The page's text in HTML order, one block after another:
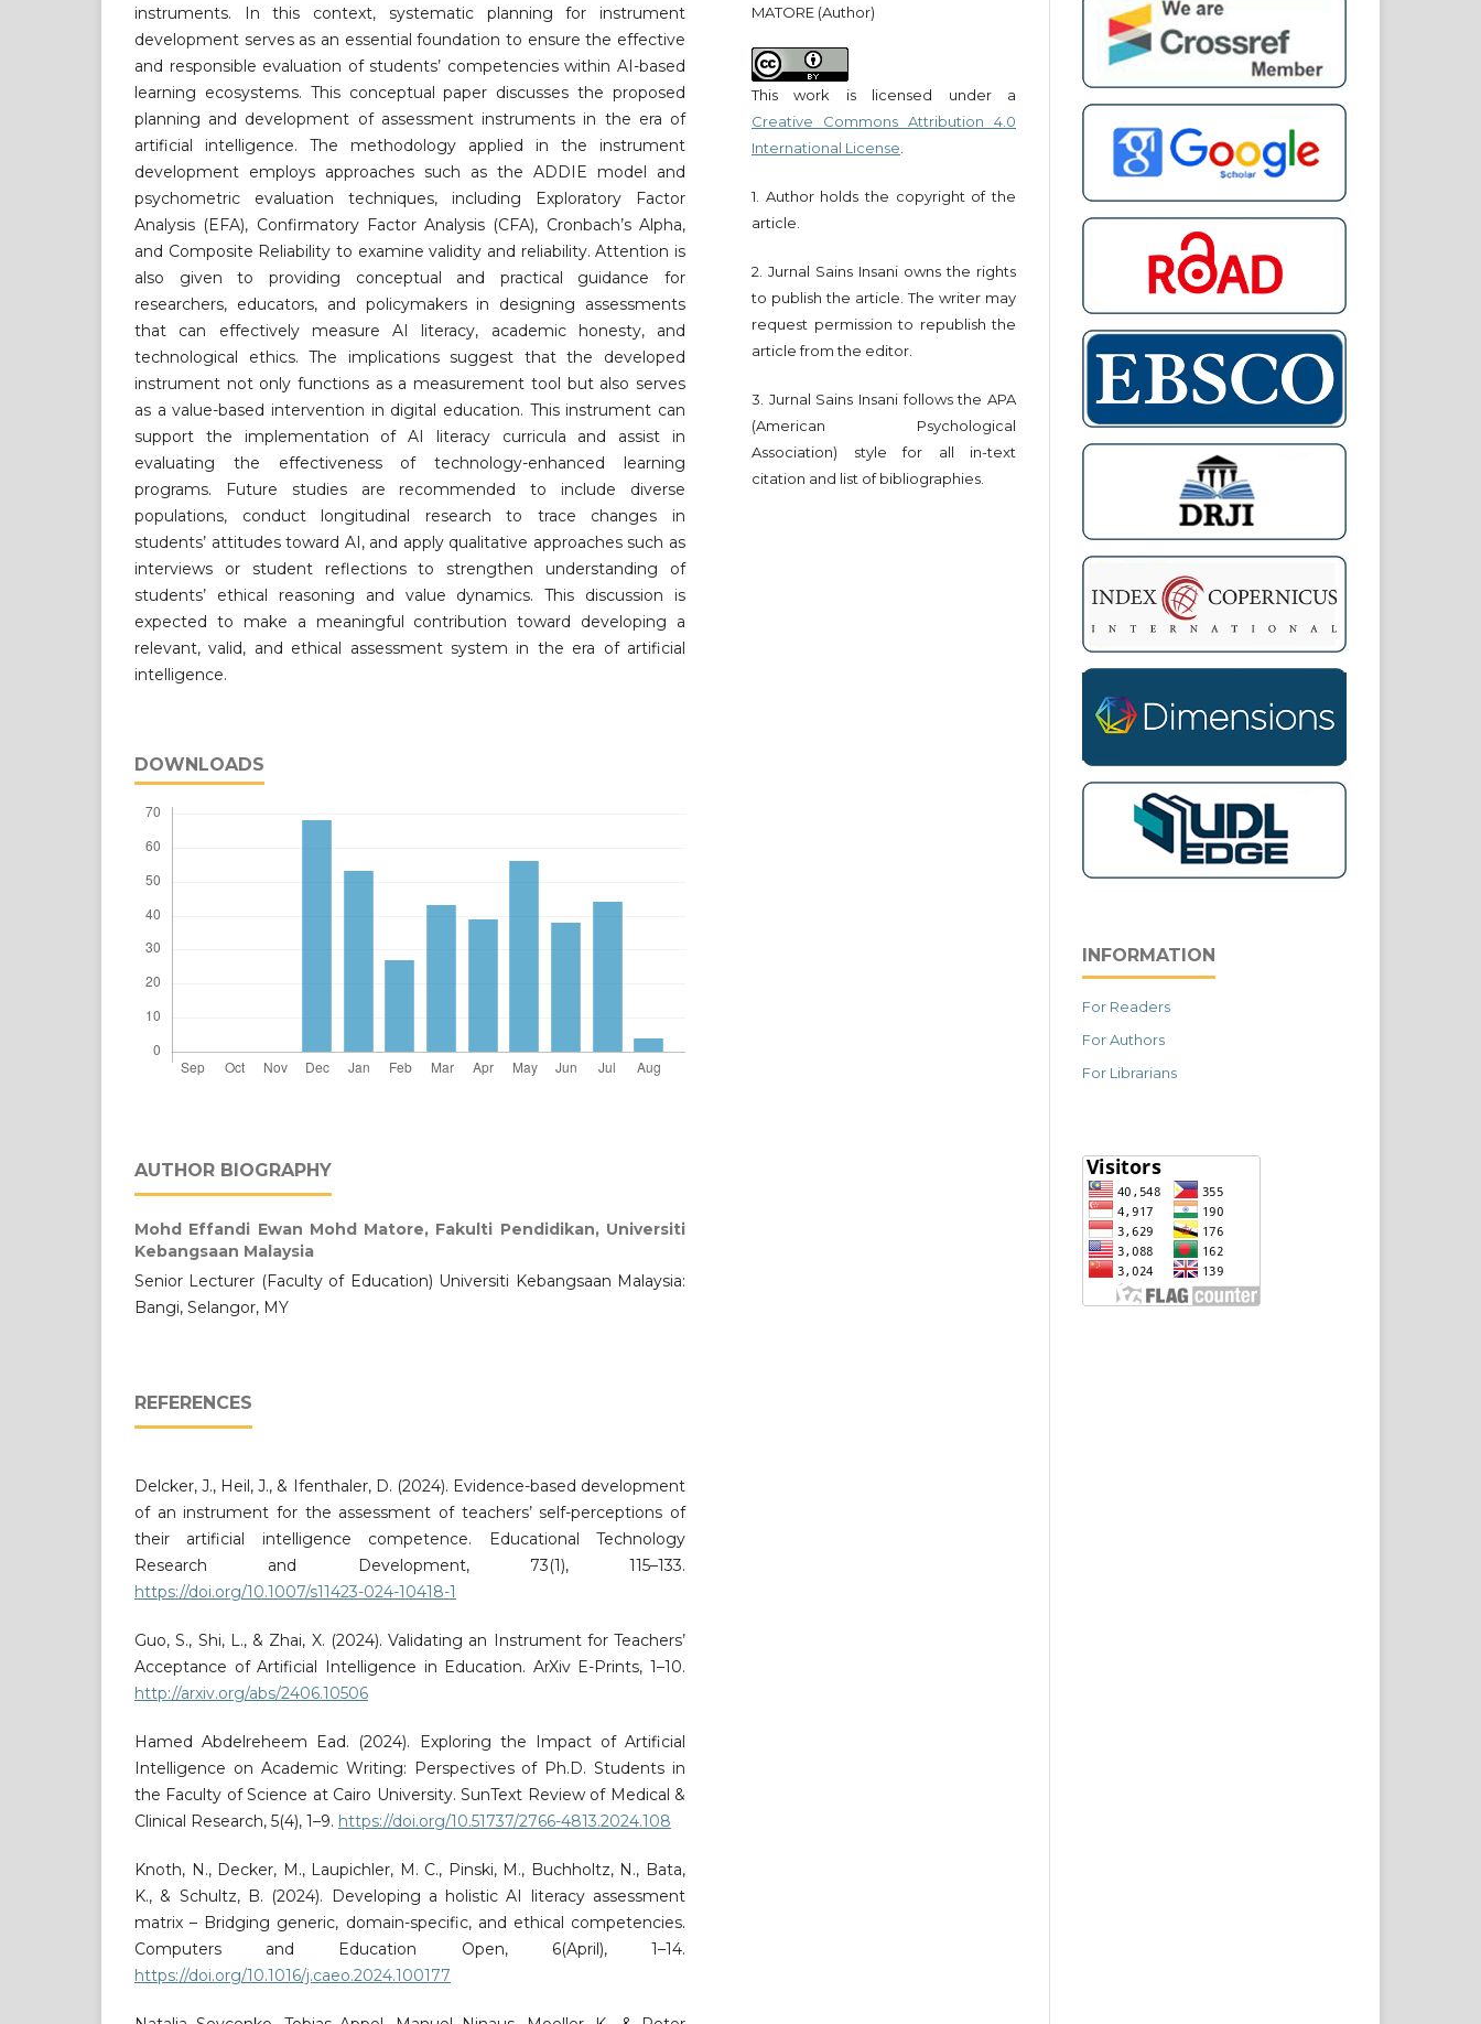
instruments. In this context, systematic planning for instrument
development serves as an essential foundation to ensure the effective
and responsible evaluation of students’ competencies within AI-based
learning ecosystems. This conceptual paper discusses the proposed
planning and development of assessment instruments in the era of
artificial intelligence. The methodology applied in the instrument
development employs approaches such as the ADDIE model and
psychometric evaluation techniques, including Exploratory Factor
Analysis (EFA), Confirmatory Factor Analysis (CFA), Cronbach’s Alpha,
and Composite Reliability to examine validity and reliability. Attention is
also given to providing conceptual and practical guidance for
researchers, educators, and policymakers in designing assessments
that can effectively measure AI literacy, academic honesty, and
technological ethics. The implications suggest that the developed
instrument not only functions as a measurement tool but also serves
as a value-based intervention in digital education. This instrument can
support the implementation of AI literacy curricula and assist in
evaluating the effectiveness of technology-enhanced learning
programs. Future studies are recommended to include diverse
populations, conduct longitudinal research to trace changes in
students’ attitudes toward AI, and apply qualitative approaches such as
interviews or student reflections to strengthen understanding of
students’ ethical reasoning and value dynamics. This discussion is
expected to make a meaningful contribution toward developing a
relevant, valid, and ethical assessment system in the era of artificial
intelligence.
DOWNLOADS
AUTHOR BIOGRAPHY
Mohd Effandi Ewan Mohd Matore, Fakulti Pendidikan, Universiti
Kebangsaan Malaysia
Senior Lecturer (Faculty of Education) Universiti Kebangsaan Malaysia:
Bangi, Selangor, MY
REFERENCES
Delcker, J., Heil, J., & Ifenthaler, D. (2024). Evidence-based development
of an instrument for the assessment of teachers’ self-perceptions of
their artificial intelligence competence. Educational Technology
Research and Development, 73(1), 115–133.
https://doi.org/10.1007/s11423-024-10418-1
Guo, S., Shi, L., & Zhai, X. (2024). Validating an Instrument for Teachers’
Acceptance of Artificial Intelligence in Education. ArXiv E-Prints, 1–10.
http://arxiv.org/abs/2406.10506
Hamed Abdelreheem Ead. (2024). Exploring the Impact of Artificial
Intelligence on Academic Writing: Perspectives of Ph.D. Students in
the Faculty of Science at Cairo University. SunText Review of Medical &
Clinical Research, 5(4), 1–9. https://doi.org/10.51737/2766-4813.2024.108
Knoth, N., Decker, M., Laupichler, M. C., Pinski, M., Buchholtz, N., Bata,
K., & Schultz, B. (2024). Developing a holistic AI literacy assessment
matrix – Bridging generic, domain-specific, and ethical competencies.
Computers and Education Open, 6(April), 1–14.
https://doi.org/10.1016/j.caeo.2024.100177
MATORE (Author)
This work is licensed under a
Creative Commons Attribution 4.0
International License
1. Author holds the copyright of the
article.
2. Jurnal Sains Insani owns the rights
to publish the article. The writer may
request permission to republish the
article from the editor.
3. Jurnal Sains Insani follows the APA
(American Psychological
Association) style for all in-text
citation and list of bibliographies.
INFORMATION
For Readers
For Authors
For Librarians